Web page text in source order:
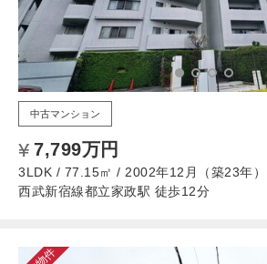
中古マンション
7,799万円
3LDK / 77.15㎡ / 2002年12月（築23年）
西武新宿線都立家政駅 徒歩12分